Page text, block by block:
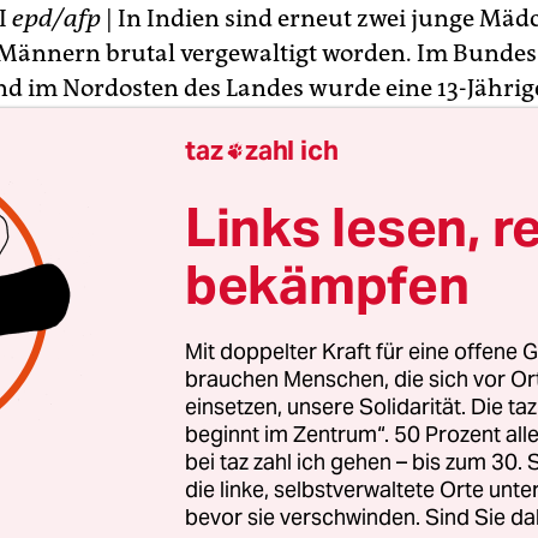
epd/afp | In Indien sind erneut zwei junge
brutal vergewaltigt worden. Im
im Nordosten des Landes wurde eine 13-
Times of India am Donnerstag berichtete.
Folterspuren und Verletzungen an den
Bhopal überlebte unterdessen eine 17-
verletzt eine Gruppenvergewaltigung.
die junge Frau gewürgt und bewusstlos
eines Ortes abgelegt wurde. Als sie
um Hilfe bitten, sie kam in eine
Lebensgefahr. Nach Angaben der
festgenommen.
taz zahl ich
Links lesen,
bekämpfen
Mit doppelter Kraft für eine offene
brauchen Menschen, die sich vor
einsetzen, unsere Solidarität. Die
beginnt im Zentrum“. 50 Prozent
bei taz zahl ich gehen – bis zum
die linke, selbstverwaltete Orte
bevor sie verschwinden. Sind Sie